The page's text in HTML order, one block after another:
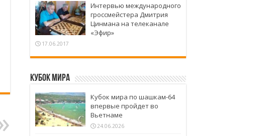
Интервью международного
гроссмейстера Дмитрия
Цинмана на телеканале
«Эфир»
17.06.2017
Кубок Мира
Кубок мира по шашкам-64
впервые пройдет во
Вьетнаме
24.06.2026